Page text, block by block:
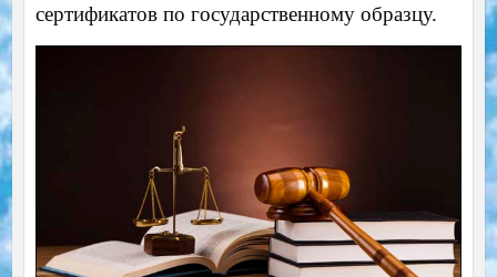
сертификатов по государственному образцу.